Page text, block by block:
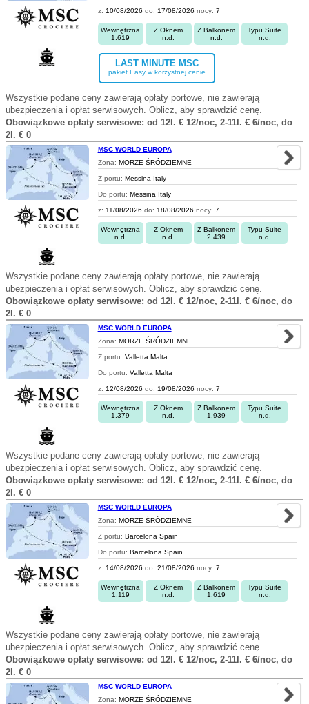
z: 10/08/2026 do: 17/08/2026 nocy: 7
Wewnętrzna
1.619
Z Oknem
n.d.
Z Balkonem
n.d.
Typu Suite
n.d.
LAST MINUTE MSC
pakiet Easy w korzystnej cenie
Wszystkie podane ceny zawierają opłaty portowe, nie zawierają
ubezpieczenia i opłat serwisowych. Oblicz, aby sprawdzić cenę.
Obowiązkowe opłaty serwisowe: od 12l. € 12/noc, 2-11l. € 6/noc, do
2l. € 0
MSC WORLD EUROPA
Zona: MORZE ŚRÓDZIEMNE
Z portu: Messina Italy
Do portu: Messina Italy
z: 11/08/2026 do: 18/08/2026 nocy: 7
Wewnętrzna
n.d.
Z Oknem
n.d.
Z Balkonem
2.439
Typu Suite
n.d.
Wszystkie podane ceny zawierają opłaty portowe, nie zawierają
ubezpieczenia i opłat serwisowych. Oblicz, aby sprawdzić cenę.
Obowiązkowe opłaty serwisowe: od 12l. € 12/noc, 2-11l. € 6/noc, do
2l. € 0
MSC WORLD EUROPA
Zona: MORZE ŚRÓDZIEMNE
Z portu: Valletta Malta
Do portu: Valletta Malta
z: 12/08/2026 do: 19/08/2026 nocy: 7
Wewnętrzna
1.379
Z Oknem
n.d.
Z Balkonem
1.939
Typu Suite
n.d.
Wszystkie podane ceny zawierają opłaty portowe, nie zawierają
ubezpieczenia i opłat serwisowych. Oblicz, aby sprawdzić cenę.
Obowiązkowe opłaty serwisowe: od 12l. € 12/noc, 2-11l. € 6/noc, do
2l. € 0
MSC WORLD EUROPA
Zona: MORZE ŚRÓDZIEMNE
Z portu: Barcelona Spain
Do portu: Barcelona Spain
z: 14/08/2026 do: 21/08/2026 nocy: 7
Wewnętrzna
1.119
Z Oknem
n.d.
Z Balkonem
1.619
Typu Suite
n.d.
Wszystkie podane ceny zawierają opłaty portowe, nie zawierają
ubezpieczenia i opłat serwisowych. Oblicz, aby sprawdzić cenę.
Obowiązkowe opłaty serwisowe: od 12l. € 12/noc, 2-11l. € 6/noc, do
2l. € 0
MSC WORLD EUROPA
Zona: MORZE ŚRÓDZIEMNE